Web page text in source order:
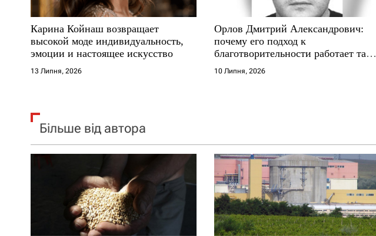
с
і
в
Карина Койнаш возвращает
высокой моде индивидуальность,
эмоции и настоящее искусство
13 Липня, 2026
Орлов Дмитрий Александрович:
почему его подход к
благотворительности работает там,
где другие не выдерживают
10 Липня, 2026
Більше від автора